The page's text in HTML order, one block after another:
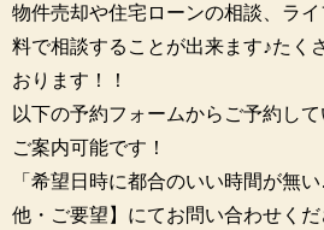
物件売却や住宅ローンの相談、ラ
料で相談することが出来ます♪たく
おります！！
以下の予約フォームからご予約し
ご案内可能です！
「希望日時に都合のいい時間が無
他・ご要望】にてお問い合わせく